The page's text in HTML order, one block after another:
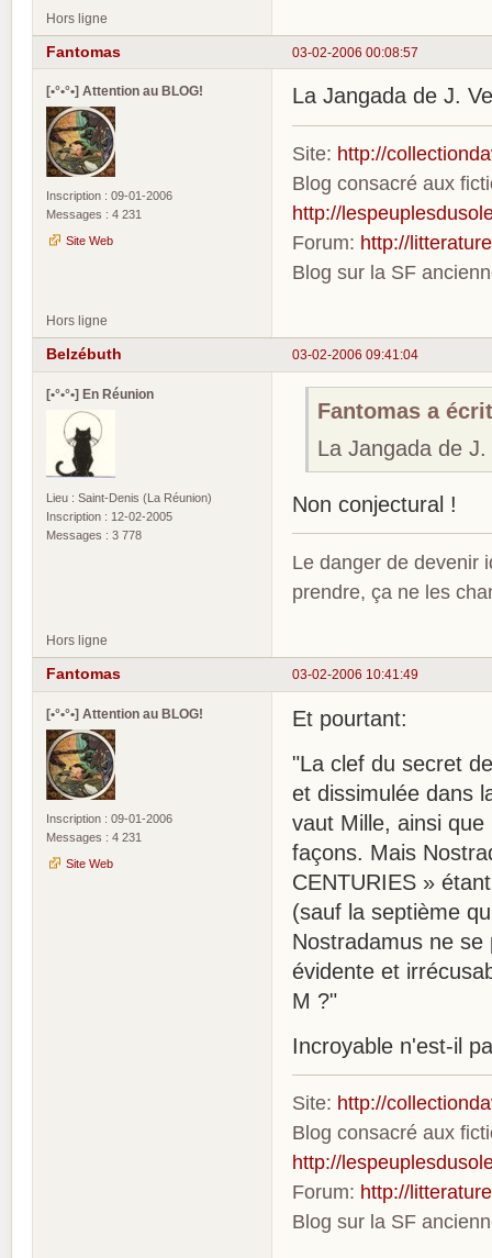
Hors ligne
03-02-2006 00:08:57
Fantomas
[•°•°•] Attention au BLOG!
Inscription : 09-01-2006
Messages : 4 231
Site Web
La Jangada de J.
Site: http://
Blog consacré aux
http://
Forum: http://
Blog sur la SF
Hors ligne
03-02-2006 09:41:04
Belzébuth
[•°•°•] En Réunion
Lieu : Saint-Denis (La Réunion)
Inscription : 12-02-2005
Messages : 3 778
Fantomas a
La Jangada de
Non conjectural !
Le danger de devenir
prendre, ça ne les
Hors ligne
03-02-2006 10:41:49
Fantomas
[•°•°•] Attention au BLOG!
Inscription : 09-01-2006
Messages : 4 231
Site Web
Et pourtant:
"La clef du secret
et dissimulée dans
vaut Mille, ainsi
façons. Mais
CENTURIES »
(sauf la septième
Nostradamus ne
évidente et
M ?"
Incroyable n'est-il
Site: http://
Blog consacré aux
http://
Forum: http://
Blog sur la SF